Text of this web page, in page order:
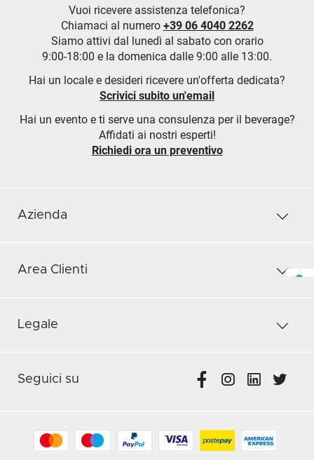
Vuoi ricevere assistenza telefonica?
Chiamaci al numero +39 06 4040 2262
Siamo attivi dal lunedì al sabato con orario
9:00-18:00 e la domenica dalle 9:00 alle 13:00.
Hai un locale e desideri ricevere un'offerta dedicata?
Scrivici subito un'email
Hai un evento e ti serve una consulenza per il beverage?
Affidati ai nostri esperti!
Richiedi ora un preventivo
Azienda
Area Clienti
Legale
Seguici su